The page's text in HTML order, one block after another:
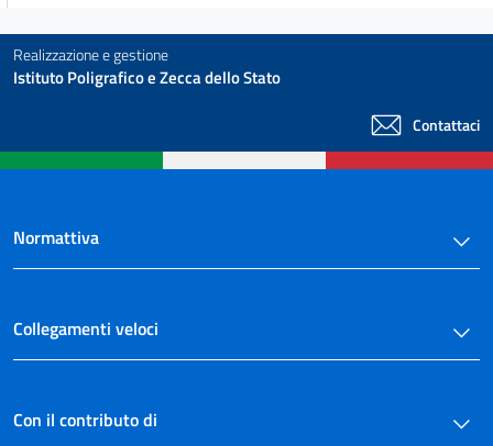
Realizzazione e gestione
Istituto Poligrafico e Zecca dello Stato
Contattaci
Normattiva
Collegamenti veloci
Con il contributo di